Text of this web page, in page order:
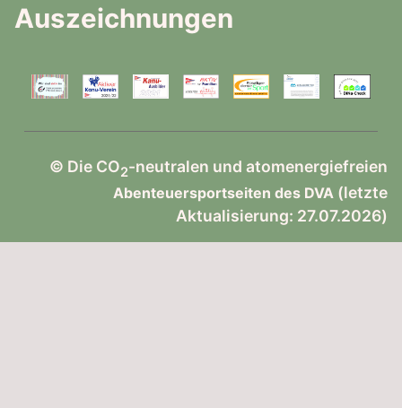
Auszeichnungen
© Die CO2-neutralen und atomenergiefreien
Abenteuersportseiten des DVA (letzte
Aktualisierung: 27.07.2026)